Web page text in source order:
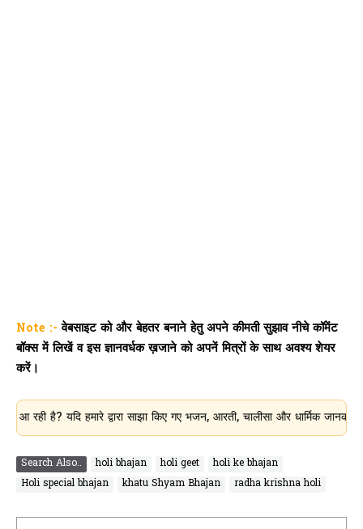
Note :- वेबसाइट को और बेहतर बनाने हेतु अपने कीमती सुझाव नीचे कॉमेंट
बॉक्स में लिखें व इस ज्ञानवर्धक ख़जाने को अपनें मित्रों के साथ अवश्य शेयर
करें।
यदि हमारे द्वारा साझा किए गए भजन, आरती, चालीसा और धार्मिक जानकारी
Search Also.. holi bhajan holi geet
holi ke bhajan
Holi special bhajan
khatu Shyam Bhajan radha krishna holi